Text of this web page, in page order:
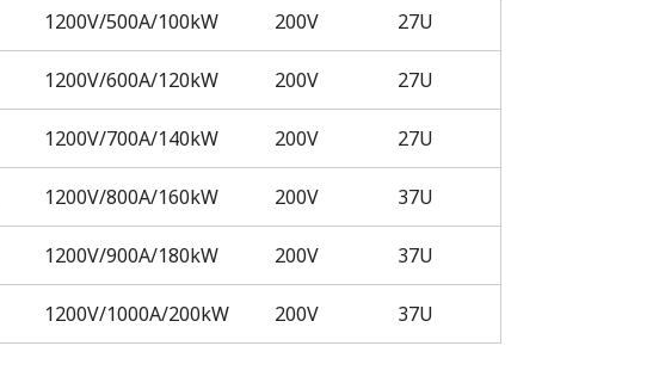
1200V/500A/100kW 200V 27U
1200V/600A/120kW 200V 27U
1200V/700A/140kW 200V 27U
1200V/800A/160kW 200V 37U
1200V/900A/180kW 200V 37U
1200V/1000A/200kW 200V 37U